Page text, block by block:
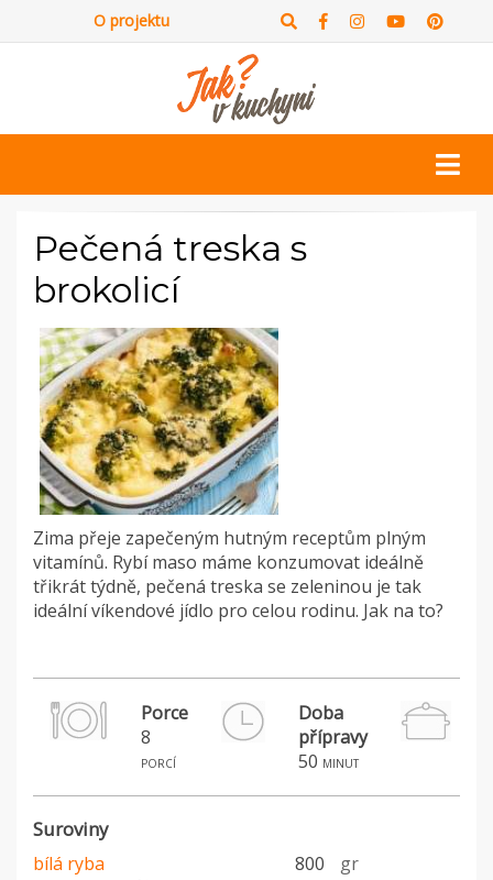
O projektu
Pečená treska s
brokolicí
Zima přeje zapečeným hutným receptům plným
vitamínů. Rybí maso máme konzumovat ideálně
třikrát týdně, pečená treska se zeleninou je tak
ideální víkendové jídlo pro celou rodinu. Jak na to?
Porce
8
porcí
Doba
přípravy
50 minut
Suroviny
bílá ryba 800
gr